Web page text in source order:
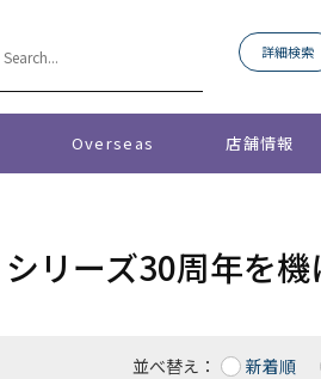
詳細検索
Overseas 店舗情報
シリーズ30周年を
並べ替え：
新着順